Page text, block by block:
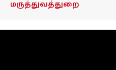
மருத்துவத்துறை